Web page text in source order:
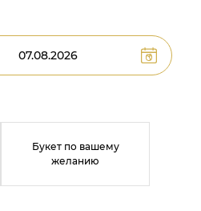
Букет по вашему
желанию